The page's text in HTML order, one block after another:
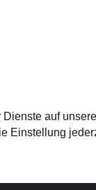
auf
Einstellung